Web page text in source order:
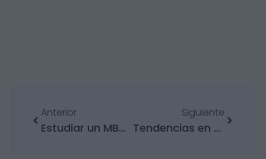
Anterior
Estudiar un MBA: ¿Es la inversión adecuada para tu futuro profesional?
Siguiente
Tendencias en talent management que están redefiniendo el sector de RRHH